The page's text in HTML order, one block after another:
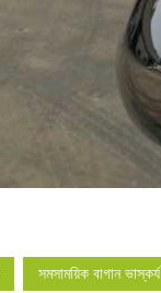
সমসাময়িক বাগান ভাস্কর্য